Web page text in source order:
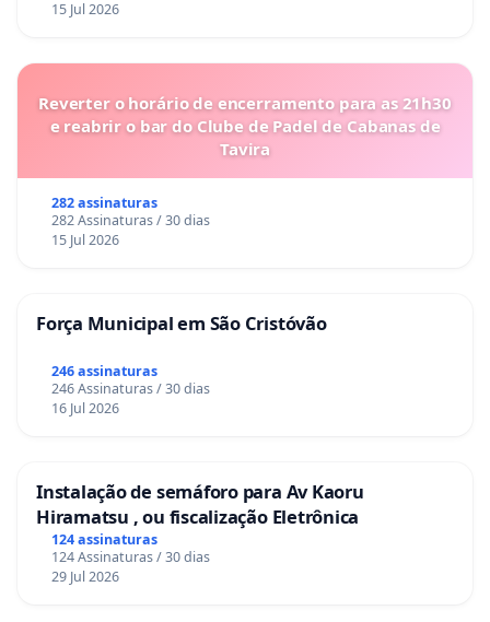
15 Jul 2026
Reverter o horário de encerramento para as 21h30
e reabrir o bar do Clube de Padel de Cabanas de
Tavira
282 assinaturas
282 Assinaturas / 30 dias
15 Jul 2026
Força Municipal em São Cristóvão
246 assinaturas
246 Assinaturas / 30 dias
16 Jul 2026
Instalação de semáforo para Av Kaoru
Hiramatsu , ou fiscalização Eletrônica
124 assinaturas
124 Assinaturas / 30 dias
29 Jul 2026